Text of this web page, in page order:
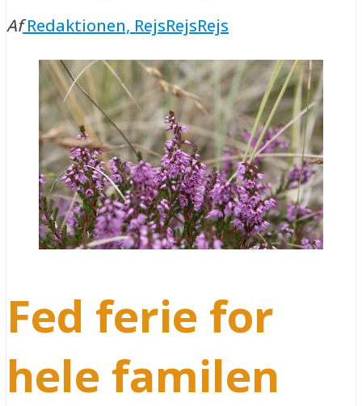
AfRedaktionen, RejsRejsRejs
Fed ferie for
hele familen